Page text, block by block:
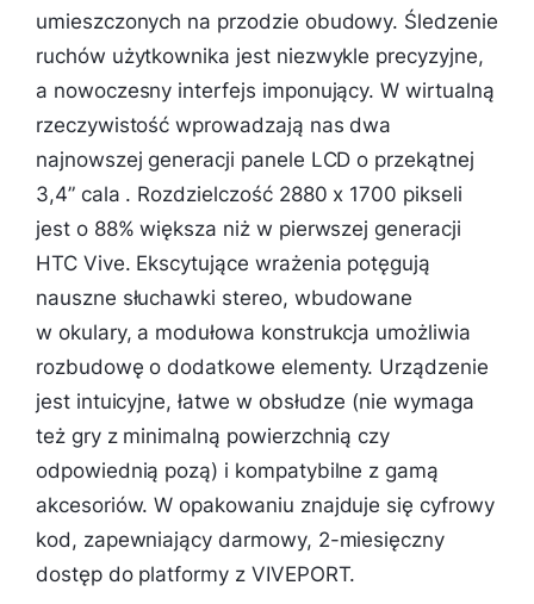
umieszczonych na przodzie obudowy. Śledzenie
ruchów użytkownika jest niezwykle precyzyjne,
a nowoczesny interfejs imponujący. W wirtualną
rzeczywistość wprowadzają nas dwa
najnowszej generacji panele LCD o przekątnej
3,4” cala . Rozdzielczość 2880 x 1700 pikseli
jest o 88% większa niż w pierwszej generacji
HTC Vive. Ekscytujące wrażenia potęgują
nauszne słuchawki stereo, wbudowane
w okulary, a modułowa konstrukcja umożliwia
rozbudowę o dodatkowe elementy. Urządzenie
jest intuicyjne, łatwe w obsłudze (nie wymaga
też gry z minimalną powierzchnią czy
odpowiednią pozą) i kompatybilne z gamą
akcesoriów. W opakowaniu znajduje się cyfrowy
kod, zapewniający darmowy, 2-miesięczny
dostęp do platformy z VIVEPORT.